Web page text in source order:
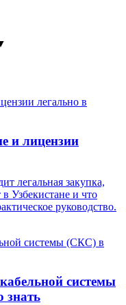
и лицензии
легальная закупка,
Узбекистане и что
руководство.
системы
знать